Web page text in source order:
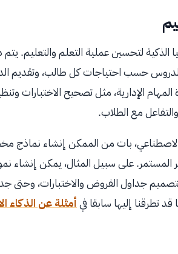
الذكية لتحسين عملية التعلم والتعليم.
حسب احتياجات كل طالب، وتقديم
الإدارية، مثل تصحيح الاختبارات
مع الطلاب.
الاصطناعي، بات من الممكن إنشاء نماذج
المستمر. على سبيل المثال، يمكن
جداول الفروض والاختبارات، وحتى
تطرقنا إليها سابقا فيأمثلة عن الذكاء